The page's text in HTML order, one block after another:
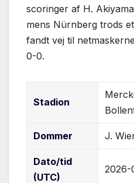
scoringer af H.
mens Nürnberg trods
fandt vej til
0-0.
Stadion
Dommer J.
Dato/tid
(UTC)
2026-